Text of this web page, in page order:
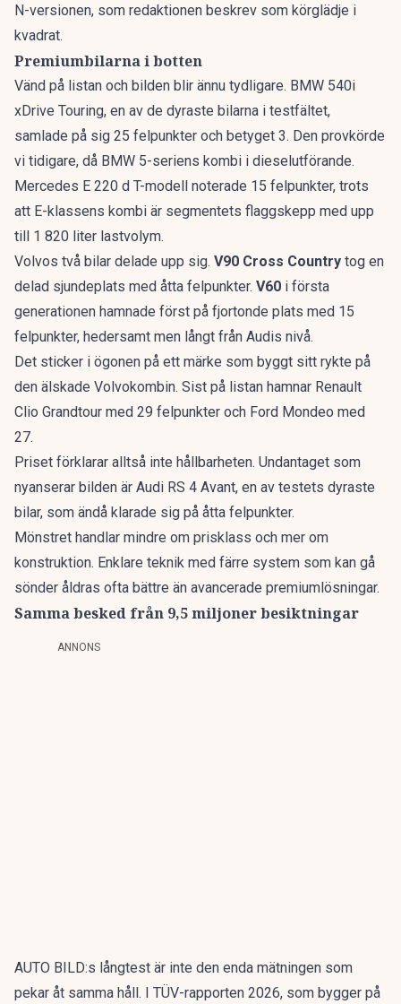
N-versionen, som redaktionen beskrev som körglädje i
kvadrat.
Premiumbilarna i botten
Vänd på listan och bilden blir ännu tydligare. BMW 540i
xDrive Touring, en av de dyraste bilarna i testfältet,
samlade på sig 25 felpunkter och betyget 3. Den provkörde
vi tidigare, då BMW 5-seriens kombi i dieselutförande.
Mercedes E 220 d T-modell noterade 15 felpunkter, trots
att E-klassens kombi är segmentets flaggskepp med upp
till 1 820 liter lastvolym.
Volvos två bilar delade upp sig. V90 Cross Country tog en
delad sjundeplats med åtta felpunkter. V60 i första
generationen hamnade först på fjortonde plats med 15
felpunkter, hedersamt men långt från Audis nivå.
Det sticker i ögonen på ett märke som byggt sitt rykte på
den älskade Volvokombin. Sist på listan hamnar Renault
Clio Grandtour med 29 felpunkter och Ford Mondeo med
27.
Priset förklarar alltså inte hållbarheten. Undantaget som
nyanserar bilden är Audi RS 4 Avant, en av testets dyraste
bilar, som ändå klarade sig på åtta felpunkter.
Mönstret handlar mindre om prisklass och mer om
konstruktion. Enklare teknik med färre system som kan gå
sönder åldras ofta bättre än avancerade premiumlösningar.
Samma besked från 9,5 miljoner besiktningar
ANNONS
AUTO BILD:s långtest är inte den enda mätningen som
pekar åt samma håll. I TÜV-rapporten 2026, som bygger på